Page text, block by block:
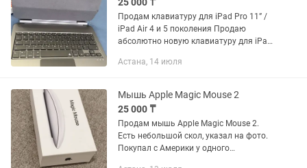
Продам клавиатуру для iPad Pro 11” /
iPad Air 4 и 5 поколения Продаю
абсолютно новую клавиатуру для iPad
Заказала по ошибке не ту модель —
Астана, 14 июля
Мышь Apple Magic Mouse 2
25 000 ₸
Продам мышь Apple Magic Mouse 2.
Есть небольшой скол, указал на фото.
Покупал с Америки у одного